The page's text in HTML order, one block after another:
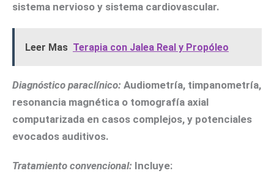
sistema nervioso y sistema cardiovascular.
Leer Mas Terapia con Jalea Real y Propóleo
Diagnóstico paraclínico: Audiometría, timpanometría,
resonancia magnética o tomografía axial
computarizada en casos complejos, y potenciales
evocados auditivos.
Tratamiento convencional: Incluye: